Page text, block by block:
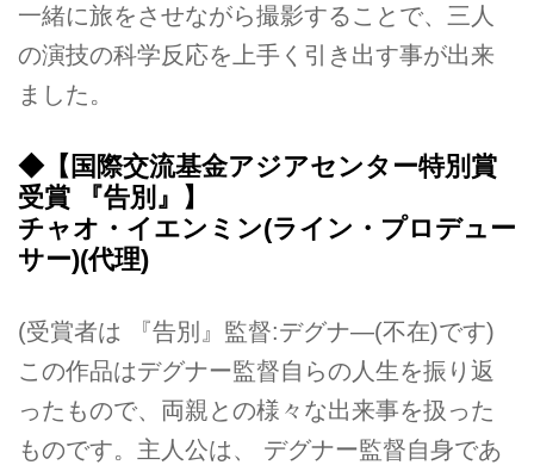
一緒に旅をさせながら撮影することで、三人
の演技の科学反応を上手く引き出す事が出来
ました。
◆【国際交流基金アジアセンター特別賞
受賞 『告別』】
チャオ・イエンミン(ライン・プロデュー
サー)(代理)
(受賞者は 『告別』監督:デグナ―(不在)です)
この作品はデグナー監督自らの人生を振り返
ったもので、両親との様々な出来事を扱った
ものです。主人公は、 デグナー監督自身であ